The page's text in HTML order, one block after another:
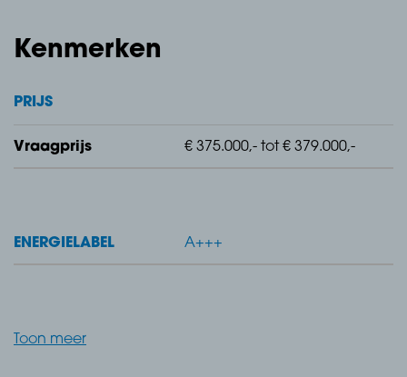
Sfeervol appartement met lichte woonkamer en buite
punt is de vierkante woonkamer met open keuken, ee
Kenmerken
PRIJS
Vraagprijs € 375.000,- tot € 379.000,-
ENERGIELABEL A+++
Toon meer